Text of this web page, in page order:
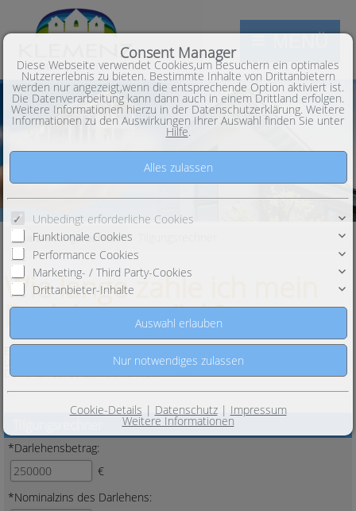
Finanzierungsrechner
Wie lange zahle ich mein
Darlehen zurück?
Erstellen Sie Ihren persönlichen Tilgungsplan. Er zeigt Ihnen
überschlägig, mit welchen Raten und in welchem Zeitraum Sie Ihr
Darlehen zurückzahlen können.
*Darlehensbetrag:
€
*Nominalzins des Darlehens:
Consent Manager
Diese Webseite verwendet Cookies,um Besuchern ein optimales
Nutzererlebnis zu bieten. Bestimmte Inhalte von Drittanbietern
werden nur angezeigt,wenn die entsprechende Option aktiviert ist.
Die Datenverarbeitung kann dann auch in einem Drittland erfolgen.
Weitere Informationen hierzu in der Datenschutzerklärung. Weitere
Informationen zu den Auswirkungen Ihrer Auswahl finden Sie unter
Hilfe.
Unbedingt erforderliche Cookies
Funktionale Cookies
Performance Cookies
Marketing- / Third Party-Cookies
Drittanbieter-Inhalte
Cookie-Details | Datenschutz| Impressum
Weitere Informationen